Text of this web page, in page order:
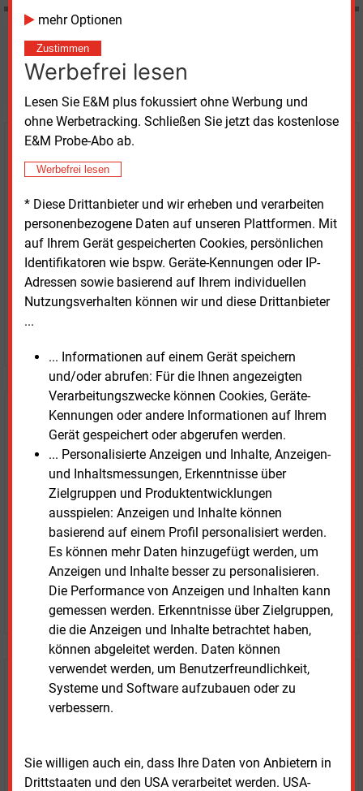
mehr Optionen
Zustimmen
Werbefrei lesen
Lesen Sie E&M plus fokussiert ohne Werbung und
ohne Werbetracking. Schließen Sie jetzt das kostenlose
E&M Probe-Abo ab.
Werbefrei lesen
* Diese Drittanbieter und wir erheben und verarbeiten
personenbezogene Daten auf unseren Plattformen. Mit
auf Ihrem Gerät gespeicherten Cookies, persönlichen
Identifikatoren wie bspw. Geräte-Kennungen oder IP-
Adressen sowie basierend auf Ihrem individuellen
Nutzungsverhalten können wir und diese Drittanbieter
...
... Informationen auf einem Gerät speichern
und/oder abrufen: Für die Ihnen angezeigten
Verarbeitungszwecke können Cookies, Geräte-
Kennungen oder andere Informationen auf Ihrem
Gerät gespeichert oder abgerufen werden.
... Personalisierte Anzeigen und Inhalte, Anzeigen-
und Inhaltsmessungen, Erkenntnisse über
Zielgruppen und Produktentwicklungen
ausspielen: Anzeigen und Inhalte können
basierend auf einem Profil personalisiert werden.
Es können mehr Daten hinzugefügt werden, um
Anzeigen und Inhalte besser zu personalisieren.
Die Performance von Anzeigen und Inhalten kann
gemessen werden. Erkenntnisse über Zielgruppen,
die die Anzeigen und Inhalte betrachtet haben,
können abgeleitet werden. Daten können
verwendet werden, um Benutzerfreundlichkeit,
Systeme und Software aufzubauen oder zu
verbessern.
Sie willigen auch ein, dass Ihre Daten von Anbietern in
Drittstaaten und den USA verarbeitet werden. USA-
Möchten Sie diese und
weitere Nachrichten lesen?
Kaufen Sie den Artikel
nur €2.98
Testen SieE&M
kostenlos und
unverbindlich
Zwei Wochen kostenfreier Zugang
Zugang auf stündlich aktualisierte Nachrichten mit
Prognose- und Marktdaten
+ einmal täglich E&M daily
+ zwei Ausgaben der Zeitung E&M
ohne automatische Verlängerung
Login für Kunden